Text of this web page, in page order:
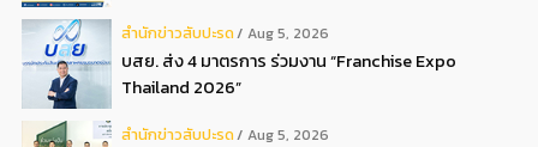
สํานักข่าวสับปะรด Aug 5, 2026
บสย. ส่ง 4 มาตรการ ร่วมงาน “Franchise Expo
Thailand 2026”
สํานักข่าวสับปะรด Aug 5, 2026